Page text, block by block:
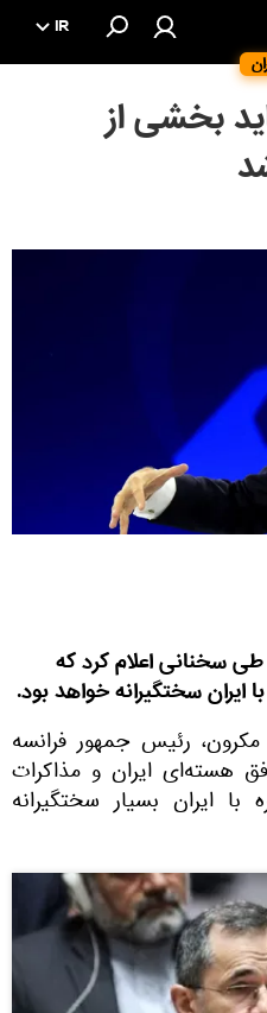
IR
بخشی از
سخنانی اعلام کرد که
ایران سختگیرانه خواهد بود.
مکرون، رئیس‌ جمهور فرانسه
هسته‌ای ایران و مذاکرات
با ایران بسیار سختگیرانه